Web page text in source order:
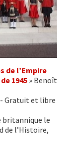
de l’Empire
1945 » Benoît
Gratuit et libre
britannique le
de l’Histoire,